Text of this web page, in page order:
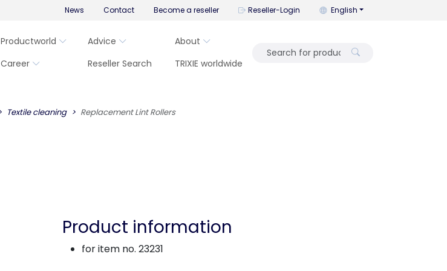
News Contact Become a reseller Reseller-Login You can change the
English
Productworld Advice
About
Career
Reseller Search TRIXIE worldwide
Textile cleaning Replacement Lint Rollers
Product information
for item no. 23231